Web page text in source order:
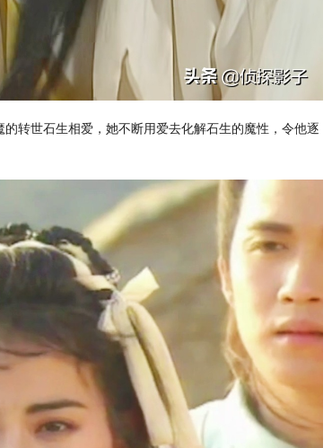
转世石生相爱，她不断用爱去化解石生的魔性，令他逐